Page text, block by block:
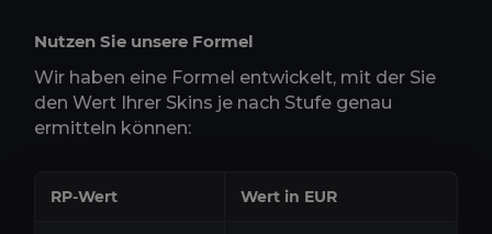
Nutzen Sie unsere Formel
Wir haben eine Formel entwickelt, mit der Sie
den Wert Ihrer Skins je nach Stufe genau
ermitteln können:
RP-Wert Wert in EUR